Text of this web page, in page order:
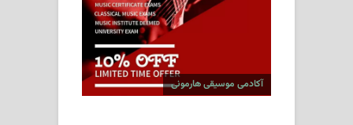
آکادمی موسیقی هارمونی